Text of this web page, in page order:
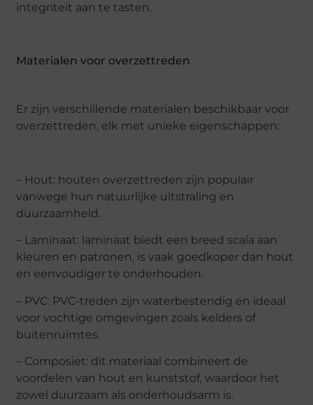
integriteit aan te tasten.
Materialen voor overzettreden
Er zijn verschillende materialen beschikbaar voor
overzettreden, elk met unieke eigenschappen:
– Hout: houten overzettreden zijn populair
vanwege hun natuurlijke uitstraling en
duurzaamheid.
– Laminaat: laminaat biedt een breed scala aan
kleuren en patronen, is vaak goedkoper dan hout
en eenvoudiger te onderhouden.
– PVC: PVC-treden zijn waterbestendig en ideaal
voor vochtige omgevingen zoals kelders of
buitenruimtes.
– Composiet: dit materiaal combineert de
voordelen van hout en kunststof, waardoor het
zowel duurzaam als onderhoudsarm is.